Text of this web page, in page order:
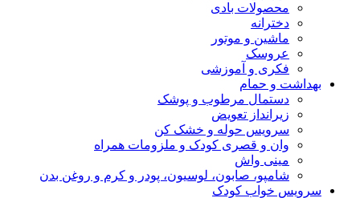
محصولات بادی
دخترانه
ماشین و موتور
عروسک
فکری و آموزشی
بهداشت و حمام
دستمال مرطوب و پوشک
زیرانداز تعویض
سرویس حوله و خشک کن
وان و قصری کودک و ملزومات همراه
مینی واش
شامپو، صابون، لوسیون، پودر و کرم و روغن بدن
سرویس خواب کودک